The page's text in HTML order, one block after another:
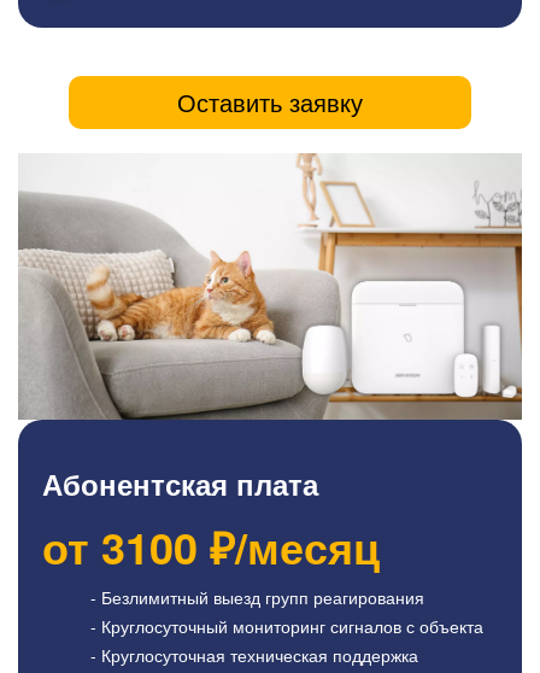
Оставить заявку
Абонентская плата
от 3100 ₽/месяц
- Безлимитный выезд групп реагирования
- Круглосуточный мониторинг сигналов с объекта
- Круглосуточная техническая поддержка